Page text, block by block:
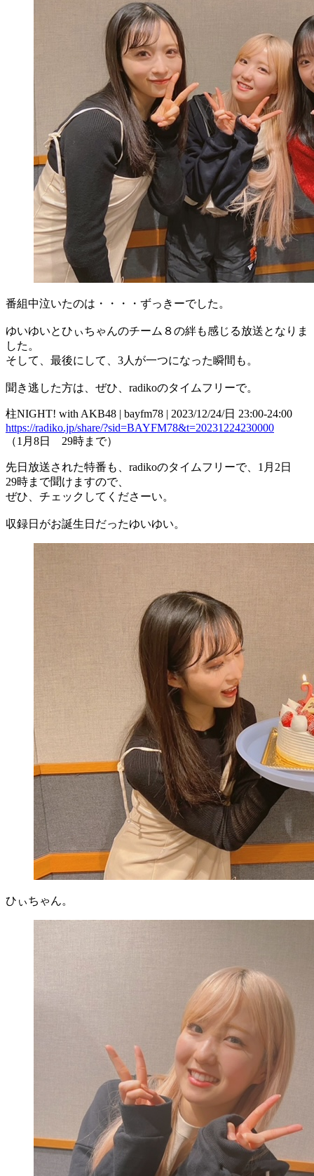
番組中泣いたのは・・・・ずっきーでした。
ゆいゆいとひぃちゃんのチーム８の絆も感じる放送となりま
した。
そして、最後にして、3人が一つになった瞬間も。
聞き逃した方は、ぜひ、radikoのタイムフリーで。
柱NIGHT! with AKB48 | bayfm78 | 2023/12/24/日 23:00-24:00
https://radiko.jp/share/?sid=BAYFM78&t=20231224230000
（1月8日 29時まで）
先日放送された特番も、radikoのタイムフリーで、1月2日
29時まで聞けますので、
ぜひ、チェックしてくださーい。
収録日がお誕生日だったゆいゆい。
ひぃちゃん。